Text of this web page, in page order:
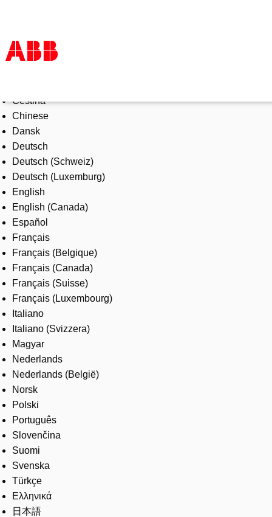
Products & Solutions
Industries
Services
About us
Where to buy
Contact us
Careers
Čeština
Chinese
Dansk
Deutsch
Deutsch (Schweiz)
Deutsch (Luxemburg)
English
English (Canada)
Español
Français
Français (Belgique)
Français (Canada)
Français (Suisse)
Français (Luxembourg)
Italiano
Italiano (Svizzera)
Magyar
Nederlands
Nederlands (België)
Norsk
Polski
Português
Slovenčina
Suomi
Svenska
Türkçe
Ελληνικά
日本語